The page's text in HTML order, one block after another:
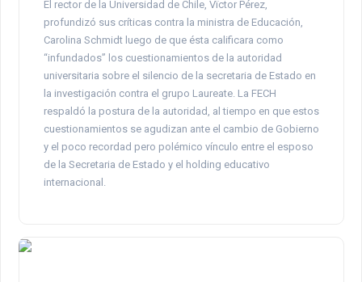
El rector de la Universidad de Chile, Vïctor Pérez,
profundizó sus críticas contra la ministra de Educación,
Carolina Schmidt luego de que ésta calificara como
“infundados” los cuestionamientos de la autoridad
universitaria sobre el silencio de la secretaria de Estado en
la investigación contra el grupo Laureate. La FECH
respaldó la postura de la autoridad, al tiempo en que estos
cuestionamientos se agudizan ante el cambio de Gobierno
y el poco recordad pero polémico vínculo entre el esposo
de la Secretaria de Estado y el holding educativo
internacional.